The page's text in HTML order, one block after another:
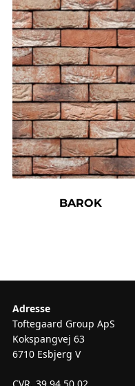
BAROK
Adresse
Toftegaard Group ApS
Kokspangvej 63
6710 Esbjerg V